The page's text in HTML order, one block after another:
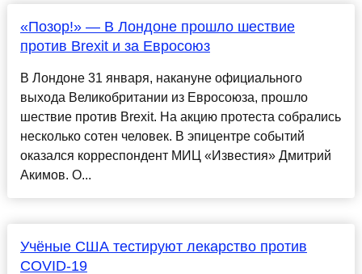
«Позор!» — В Лондоне прошло шествие
против Brexit и за Евросоюз
В Лондоне 31 января, накануне официального
выхода Великобритании из Евросоюза, прошло
шествие против Brexit. На акцию протеста собрались
несколько сотен человек. В эпицентре событий
оказался корреспондент МИЦ «Известия» Дмитрий
Акимов. О...
Учёные США тестируют лекарство против
COVID-19